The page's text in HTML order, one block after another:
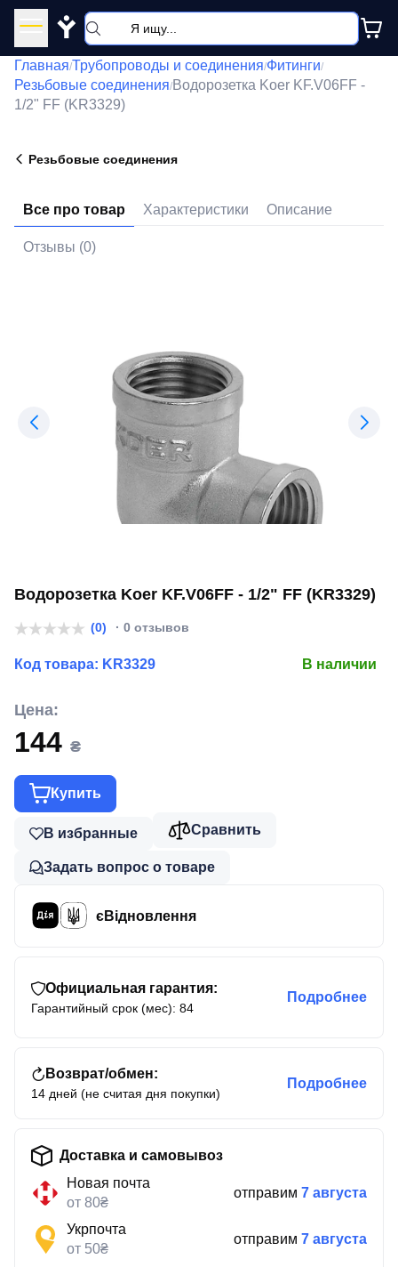
Y
Главная/Трубопроводы и соединения/Фитинги/
Резьбовые соединения/Водорозетка Koer KF.V06FF -
1/2" FF (KR3329)
Резьбовые соединения
Все про товар Характеристики Описание
Отзывы (0)
Водорозетка Koer KF.V06FF - 1/2" FF (KR3329)
(0) · 0 отзывов
Код товара: KR3329 В наличии
Цена:
144 ₴
Купить
В избранные Сравнить
Задать вопрос о товаре
єВідновлення
Официальная гарантия:
Гарантийный срок (мес): 84
Подробнее
Возврат/обмен:
14 дней (не считая дня покупки)
Подробнее
Доставка и самовывоз
Новая почта
от 80₴
отправим 7 августа
Укрпочта
от 50₴
отправим 7 августа